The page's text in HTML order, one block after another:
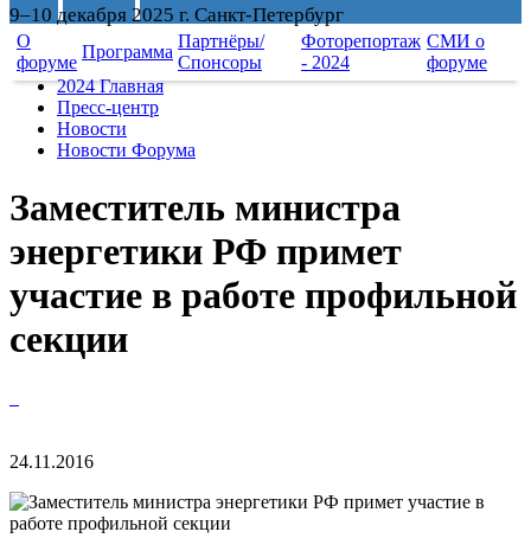
9–10 декабря 2025 г. Санкт-Петербург
О
форуме
Программа
Партнёры/
Спонсоры
Фоторепортаж
- 2024
СМИ о
форуме
2024 Главная
Пресс-центр
Новости
Новости Форума
Заместитель министра
энергетики РФ примет
участие в работе профильной
секции
24.11.2016